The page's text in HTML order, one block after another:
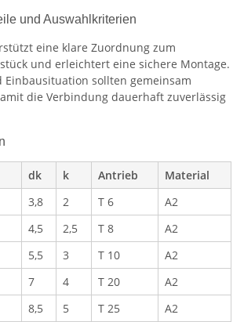
und Auswahlkriterien
eine klare Zuordnung zum
und erleichtert eine sichere Montage.
Einbausituation sollten gemeinsam
die Verbindung dauerhaft zuverlässig
dk k Antrieb
Material
3,8 2 T 6
A2
4,5 2,5 T 8
A2
5,5 3 T 10
A2
7 4 T 20
A2
8,5 5 T 25
A2